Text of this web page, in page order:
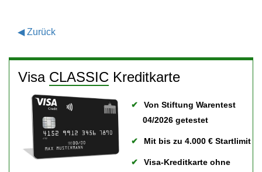
◀Zurück
Visa CLASSIC Kreditkarte
Von Stiftung Warentest
04/2026 getestet
Mit bis zu 4.000 € Startlimit
Visa-Kreditkarte ohne